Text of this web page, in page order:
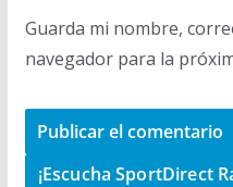
Guarda mi nombre,
navegador para la
¡Escucha SportDirect